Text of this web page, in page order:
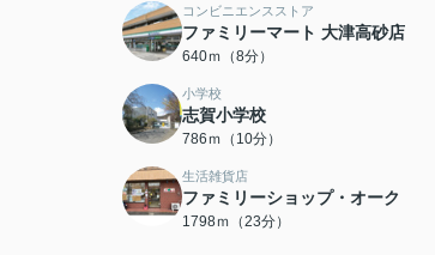
コンビニエンスストア
ファミリーマート 大津高砂店
640ｍ（8分）
小学校
志賀小学校
786ｍ（10分）
生活雑貨店
ファミリーショップ・オーク
1798ｍ（23分）